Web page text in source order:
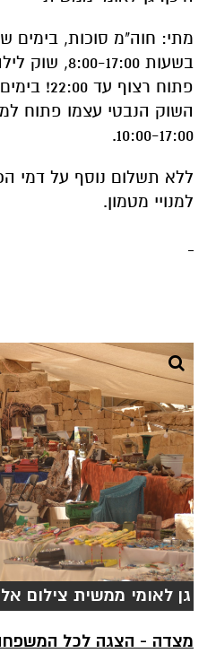
השוק הנבטי עצמו פתוח
10:00-17:00.
ללא תשלום נוסף על דמי
למנויי מטמון.
גן לאומי ממשית צילום
מצדה - הצגה לכל